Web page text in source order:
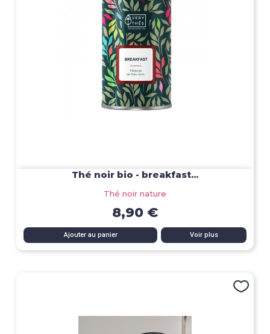
Thé noir bio - breakfast...
Thé noir nature
8,90 €
Ajouter au panier Voir plus